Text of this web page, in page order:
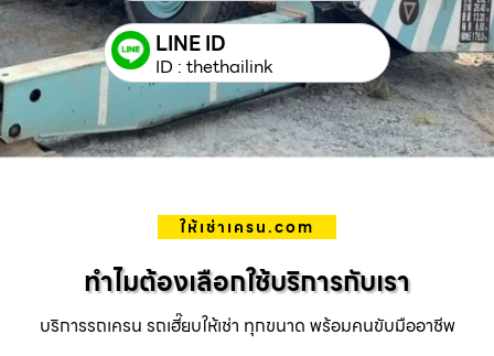
LINE ID
ID : thethailink
ให้เช่าเครน.com
ทำไมต้องเลือกใช้บริการกับเรา
บริการรถเครน รถเฮี๊ยบให้เช่า ทุกขนาด พร้อมคนขับมืออาชีพ